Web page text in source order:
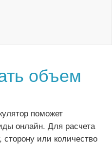
объем
поможет
онлайн. Для расчета
или количество